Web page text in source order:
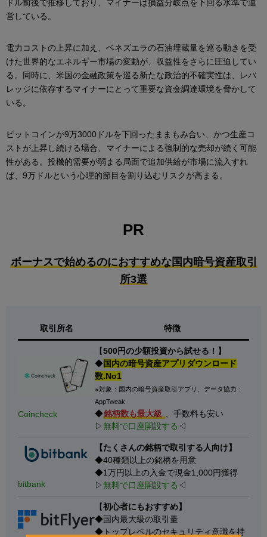
ドル前後で推移しており、マイナーは損益分岐点を下回る水準で運
営している。
電力コストの上昇に加え、ベネズエラの石油埋蔵量を巡る動きを受
けた世界的なエネルギー市場の変動が、収益性をさらに圧迫してい
る。同時に、米国の金融政策を巡る新たな政治的不確実性は、レバ
レッジに依存するマイナーにとって重要な資金調達環境を脅かして
いる。
ビットコインが9万3000ドルを下回ったままもみ合い、かつ生産コ
ストが上昇し続ける場合、マイナーによる強制的な売却が続く可能
性がある。投機的需要が弱まる局面で追加供給が市場に流入すれ
ば、9万ドルという心理的節目を割り込むリスクが高まる。
PR
ボーナスで始めるのにおすすめな国内暗号資産取引
所3選
取引所名 特徴
Coincheck
【500円の少額投資から試せる！】
◆国内の暗号資産アプリダウンロード
数.No1
※対象：国内の暗号資産取引アプリ、データ協力：
AppTweak
◆銘柄数も最大級
、手数料も安い
▷無料で口座開設する ◁
bitbank
【たくさんの銘柄で取引する人向け】
◆40種類以上の銘柄を用意
◆1万円以上の入金で現金1,000円獲得
▷無料で口座開設する ◁
【初心者にもおすすめ】
◆国内最大級の取引量
◆トップレベルのセキュリティ意識を持